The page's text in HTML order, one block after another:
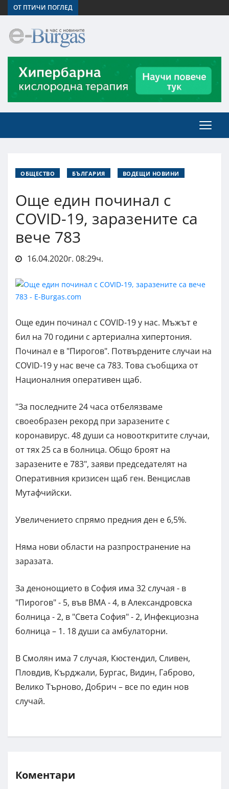
ОТ ПТИЧИ ПОГЛЕД
ОБЩЕСТВО БЪЛГАРИЯ ВОДЕЩИ НОВИНИ
Още един починал с
COVID-19, заразените са
вече 783
16.04.2020г. 08:29ч.
Още един починал с COVID-19 у нас. Мъжът е
бил на 70 години с артериална хипертония.
Починал е в "Пирогов". Потвърдените случаи на
COVID-19 у нас вече са 783. Това съобщиха от
Националния оперативен щаб.
"За последните 24 часа отбелязваме
своеобразен рекорд при заразените с
коронавирус. 48 души са новооткритите случаи,
от тях 25 са в болница. Общо броят на
заразените е 783", заяви председателят на
Оперативния кризисен щаб ген. Венцислав
Мутафчийски.
Увеличението спрямо предния ден е 6,5%.
Няма нови области на разпространение на
заразата.
За денонощието в София има 32 случая - в
"Пирогов" - 5, във ВМА - 4, в Александровска
болница - 2, в "Света София" - 2, Инфекциозна
болница – 1. 18 души са амбулаторни.
В Смолян има 7 случая, Кюстендил, Сливен,
Пловдив, Кърджали, Бургас, Видин, Габрово,
Велико Търново, Добрич – все по един нов
случай.
Коментари